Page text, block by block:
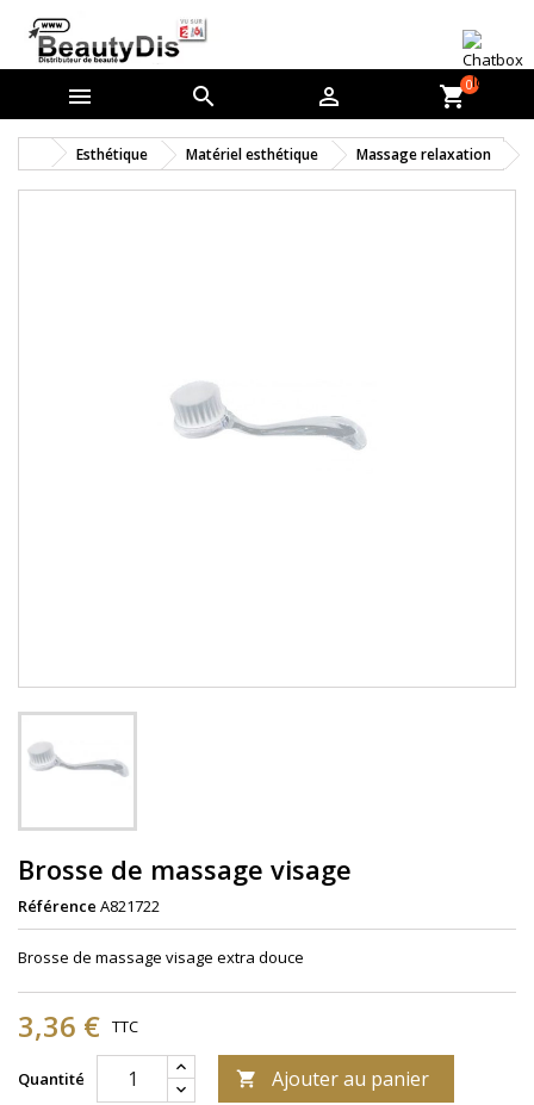
   shopping_cart0
Esthétique Matériel esthétique Massage relaxation
Brosse de massage visage
Référence A821722
Brosse de massage visage extra douce
3,36 € TTC
Quantité  Ajouter au panier